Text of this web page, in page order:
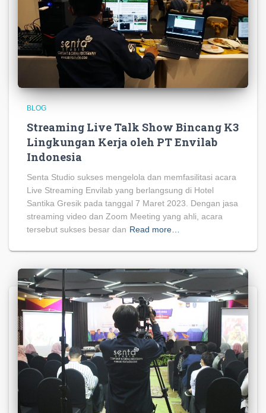
BLOG
Streaming Live Talk Show Bincang K3
Lingkungan Kerja oleh PT Envilab
Indonesia
Senta Studio sukses mengelola dan memfasilitasi acara
Live Streaming Envilab yang berlangsung di Hotel
Santika Gresik pada tanggal 7 Maret 2023. Dengan jasa
streaming video dan Zoom Meeting yang ahli, acara
tersebut sukses besar dan Read more…